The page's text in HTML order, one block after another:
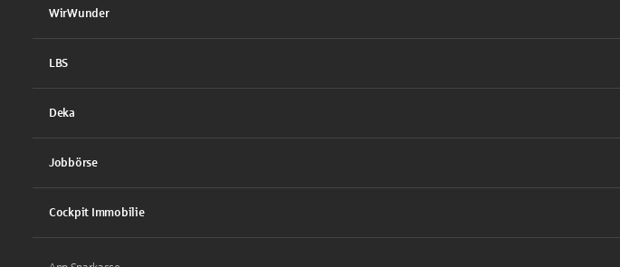
WirWunder
LBS
Deka
Jobbörse
Cockpit Immobilie